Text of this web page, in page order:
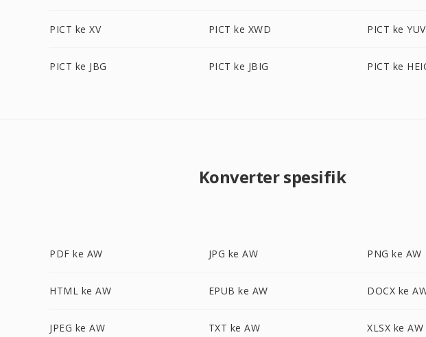
PICT ke XV PICT ke XWD PICT ke YUV
PICT ke JBG PICT ke JBIG PICT ke
Konverter spesifik
PDF ke AW JPG ke AW PNG ke AW
HTML ke AW EPUB ke AW DOCX ke
JPEG ke AW TXT ke AW XLSX ke AW